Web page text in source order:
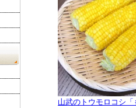
山武のトウモロコシ「